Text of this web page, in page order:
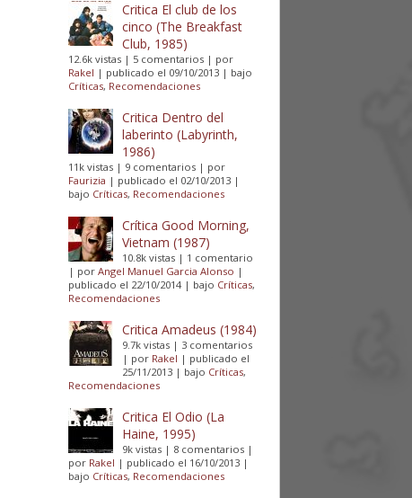
Critica El club de los
cinco (The Breakfast
Club, 1985)
12.6k vistas | 5 comentarios | por
Rakel | publicado el 09/10/2013 | bajo
Críticas, Recomendaciones
Critica Dentro del
laberinto (Labyrinth,
1986)
11k vistas | 9 comentarios | por
Faurizia | publicado el 02/10/2013 |
bajo Críticas, Recomendaciones
Crítica Good Morning,
Vietnam (1987)
10.8k vistas | 1 comentario
| porAngel Manuel Garcia Alonso |
publicado el 22/10/2014| bajo Críticas,
Recomendaciones
Critica Amadeus (1984)
9.7k vistas | 3 comentarios
| por Rakel | publicado el
25/11/2013 | bajo Críticas,
Recomendaciones
Critica El Odio (La
Haine, 1995)
9k vistas | 8 comentarios |
por Rakel | publicado el 16/10/2013 |
bajo Críticas, Recomendaciones